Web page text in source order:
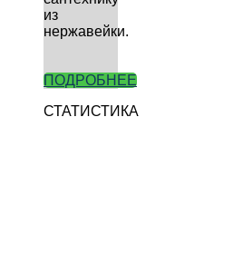
из
нержавейки.
ПОДРОБНЕЕ
СТАТИСТИКА